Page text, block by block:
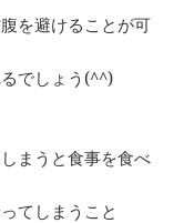
を避けることが可
でしょう(^^)
まうと食事を食べ
てしまうこと